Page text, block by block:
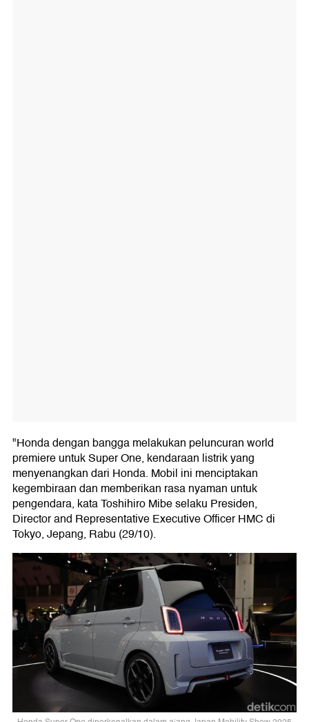
"Honda dengan bangga melakukan peluncuran world
premiere untuk Super One, kendaraan listrik yang
menyenangkan dari Honda. Mobil ini menciptakan
kegembiraan dan memberikan rasa nyaman untuk
pengendara, kata Toshihiro Mibe selaku Presiden,
Director and Representative Executive Officer HMC di
Tokyo, Jepang, Rabu (29/10).